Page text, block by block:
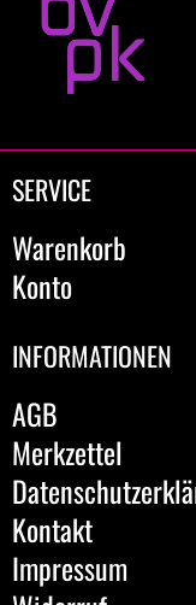
SERVICE
Warenkorb
Konto
INFORMATIONEN
AGB
Merkzettel
Kontakt
Impressum